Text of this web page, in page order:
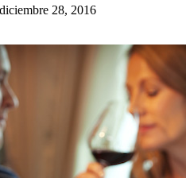
diciembre 28, 2016